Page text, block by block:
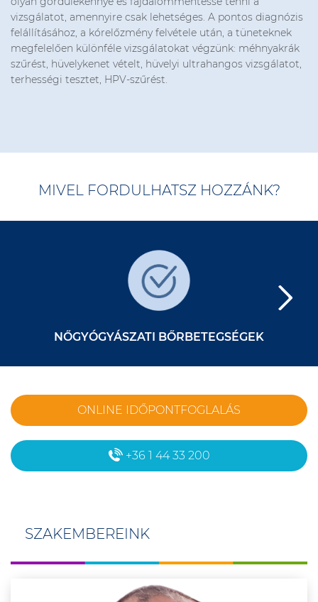
vizsgálatot, amennyire csak lehetséges. A pontos diagnózis
felállításához, a kórelőzmény felvétele után, a tüneteknek
megfelelően különféle vizsgálatokat végzünk: méhnyakrák
szűrést, hüvelykenet vételt, hüvelyi ultrahangos vizsgálatot,
terhességi tesztet, HPV-szűrést.
MIVEL FORDULHATSZ HOZZÁNK?
NŐGYÓGYÁSZATI BŐRBETEGSÉGEK
ONLINE IDŐPONTFOGLALÁS
+36 1 44 33 200
SZAKEMBEREINK